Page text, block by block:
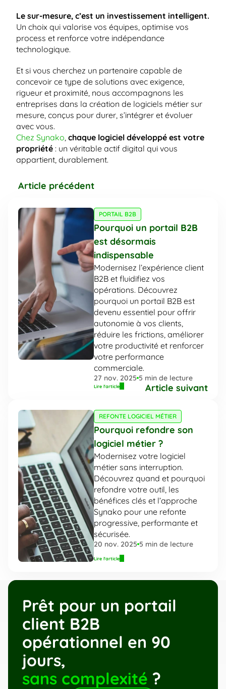
Le sur-mesure, c’est un investissement intelligent.
Un choix qui valorise vos équipes, optimise vos
process et renforce votre indépendance
technologique.
Et si vous cherchez un partenaire capable de
concevoir ce type de solutions avec exigence,
rigueur et proximité, nous accompagnons les
entreprises dans la création de logiciels métier sur
mesure, conçus pour durer, s’intégrer et évoluer
avec vous.
Chez Synako, chaque logiciel développé est votre
propriété : un véritable actif digital qui vous
appartient, durablement.
Article précédent
PORTAIL B2B
Pourquoi un portail B2B
est désormais
indispensable
Modernisez l’expérience client
B2B et fluidifiez vos
opérations. Découvrez
pourquoi un portail B2B est
devenu essentiel pour offrir
autonomie à vos clients,
réduire les frictions, améliorer
votre productivité et renforcer
votre performance
commerciale.
27 nov. 2025 5 min de lecture
Lire l'article Article suivant
REFONTE LOGICIEL MÉTIER
Pourquoi refondre son
logiciel métier ?
Modernisez votre logiciel
métier sans interruption.
Découvrez quand et pourquoi
refondre votre outil, les
bénéfices clés et l’approche
Synako pour une refonte
progressive, performante et
sécurisée.
20 nov. 2025 5 min de lecture
Lire l'article
Prêt pour un portail
client B2B
opérationnel en 90
jours,
sans complexité ?